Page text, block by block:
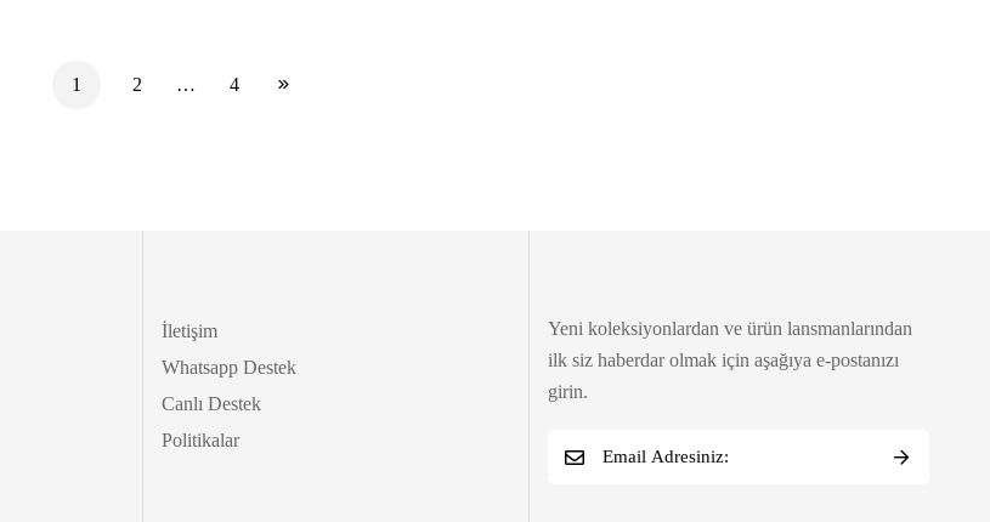
1 2 … 4
İletişim
Whatsapp Destek
Canlı Destek
Politikalar
Yeni koleksiyonlardan ve ürün lansmanlarından
ilk siz haberdar olmak için aşağıya e-postanızı
girin.